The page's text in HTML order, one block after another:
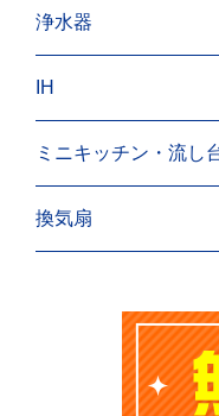
浄水器
IH
ミニキッチン・流し
換気扇